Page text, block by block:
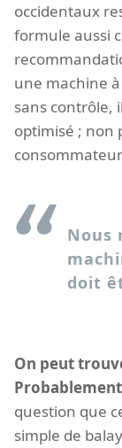
occidentaux
formule aussi
une machine
sans contrôle,
optimisé ; non
Nous
doit
On peut
question que
simple de